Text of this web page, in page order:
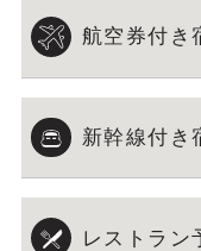
航空券付き
新幹線付き
レストラン